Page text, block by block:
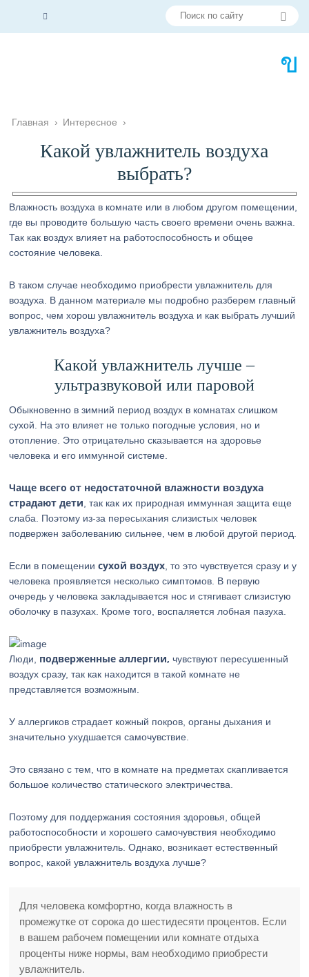
Главная › Интересное ›
Какой увлажнитель воздуха
выбрать?
Влажность воздуха в комнате или в любом другом помещении,
где вы проводите большую часть своего времени очень важна.
Так как воздух влияет на работоспособность и общее
состояние человека.
В таком случае необходимо приобрести увлажнитель для
воздуха. В данном материале мы подробно разберем главный
вопрос, чем хорош увлажнитель воздуха и как выбрать лучший
увлажнитель воздуха?
Какой увлажнитель лучше –
ультразвуковой или паровой
Обыкновенно в зимний период воздух в комнатах слишком
сухой. На это влияет не только погодные условия, но и
отопление. Это отрицательно сказывается на здоровье
человека и его иммунной системе.
Чаще всего от недостаточной влажности воздуха
страдают дети , так как их природная иммунная защита еще
слаба. Поэтому из-за пересыхания слизистых человек
подвержен заболеванию сильнее, чем в любой другой период.
Если в помещениисухой воздух , то это чувствуется сразу и у
человека проявляется несколько симптомов. В первую
очередь у человека закладывается нос и стягивает слизистую
оболочку в пазухах. Кроме того, воспаляется лобная пазуха.
Люди, подверженные аллергии, чувствуют пересушенный
воздух сразу, так как находится в такой комнате не
представляется возможным.
У аллергиков страдает кожный покров, органы дыхания и
значительно ухудшается самочувствие.
Это связано с тем, что в комнате на предметах скапливается
большое количество статического электричества.
Поэтому для поддержания состояния здоровья, общей
работоспособности и хорошего самочувствия необходимо
приобрести увлажнитель. Однако, возникает естественный
вопрос, какой увлажнитель воздуха лучше?
Для человека комфортно, когда влажность в
промежутке от сорока до шестидесяти процентов. Если
в вашем рабочем помещении или комнате отдыха
проценты ниже нормы, вам необходимо приобрести
увлажнитель.